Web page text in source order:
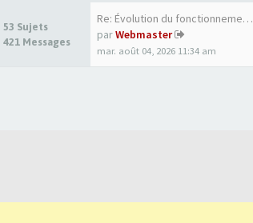
53 Sujets
421 Messages
Re: Évolution du fonctionneme…
parWebmaster
mar. août 04, 2026 11:34 am